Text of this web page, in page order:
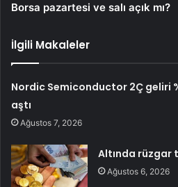
Borsa pazartesi ve salı açık mı?
İlgili Makaleler
Nordic Semiconductor 2Ç geliri
aştı
Ağustos 7, 2026
Altında rüzgar
Ağustos 6, 2026